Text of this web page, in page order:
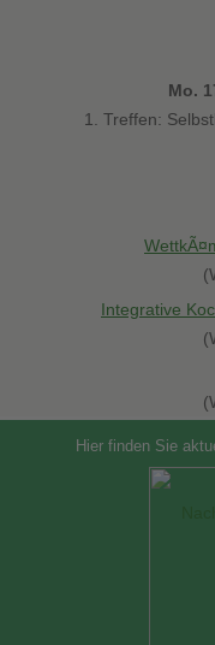
Mo.
1. Treffen:
Integrative
Hier finden Sie